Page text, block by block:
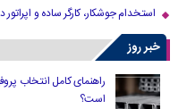
استخدام جوشکار، کارگر ساده و
خبر روز
راهنمای کامل انتخاب
است؟